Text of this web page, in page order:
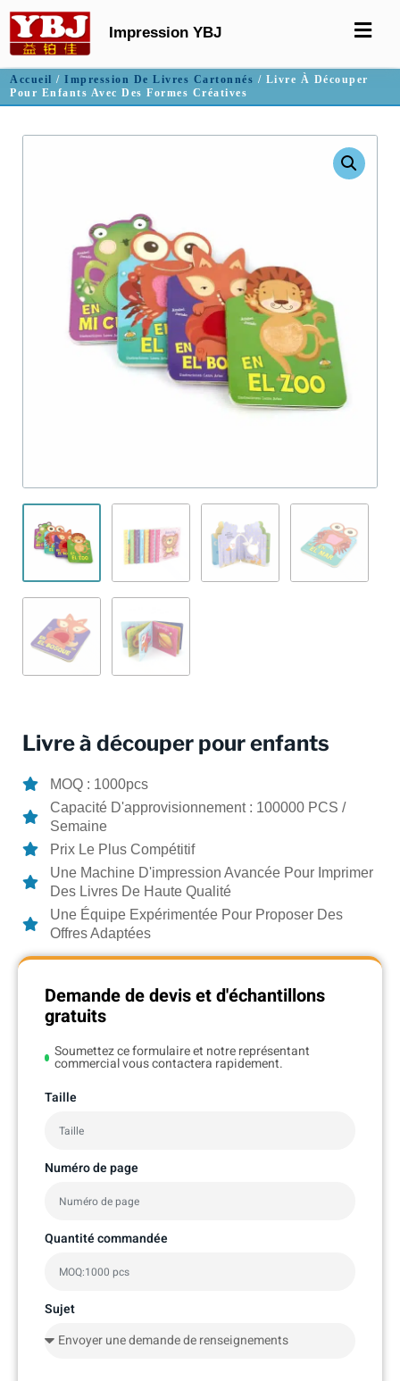
Impression YBJ
Accueil / Impression De Livres Cartonnés / Livre À Découper
Pour Enfants Avec Des Formes Créatives
Livre à découper pour enfants
MOQ : 1000pcs
Capacité D'approvisionnement : 100000 PCS /
Semaine
Prix Le Plus Compétitif
Une Machine D'impression Avancée Pour Imprimer
Des Livres De Haute Qualité
Une Équipe Expérimentée Pour Proposer Des
Offres Adaptées
Demande de devis et d'échantillons
gratuits
Soumettez ce formulaire et notre représentant
commercial vous contactera rapidement.
Taille
Numéro de page
Quantité commandée
Sujet